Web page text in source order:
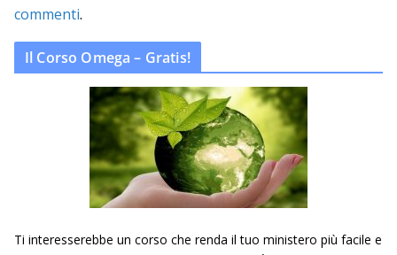
commenti.
Il Corso Omega – Gratis!
Ti interesserebbe un corso che renda il tuo ministero più facile e